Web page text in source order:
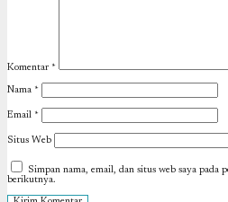
Komentar *
Nama *
Email *
Situs Web
Simpan nama, email, dan situs web saya pada
berikutnya.